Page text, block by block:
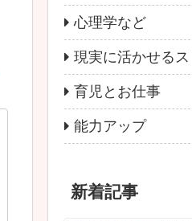
心理学など
現実に活かせる
育児とお仕事
能力アップ
新着記事